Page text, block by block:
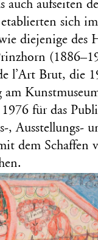
auch aufseiten
sich
diejenige des
l’Art Brut, die
für das
, Ausstellungs-
dem Schaffen